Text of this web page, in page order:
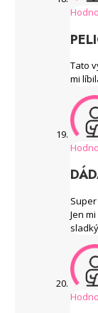
Tato
mi
Jen